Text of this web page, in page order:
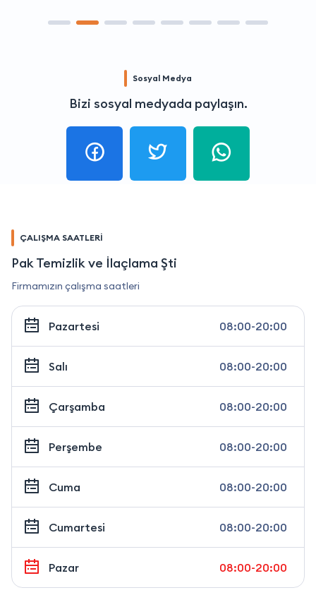
Sosyal Medya
Bizi sosyal medyada paylaşın.
ÇALIŞMA SAATLERİ
Pak Temizlik ve İlaçlama Şti
Firmamızın çalışma saatleri
Pazartesi 08:00-20:00
Salı 08:00-20:00
Çarşamba 08:00-20:00
Perşembe 08:00-20:00
Cuma 08:00-20:00
Cumartesi 08:00-20:00
Pazar 08:00-20:00